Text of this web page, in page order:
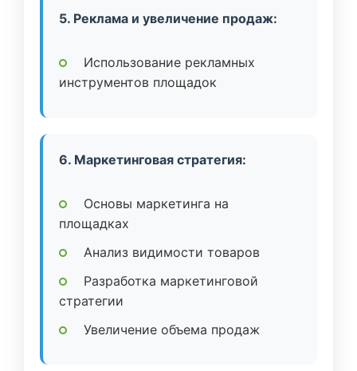
5. Реклама и увеличение продаж:
Использование рекламных
инструментов площадок
6. Маркетинговая стратегия:
Основы маркетинга на
площадках
Анализ видимости товаров
Разработка маркетинговой
стратегии
Увеличение объема продаж